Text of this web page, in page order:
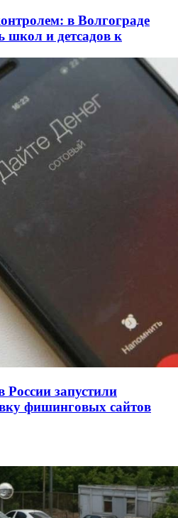
в Волгограде
школ и детсадов к
в Волгограде: девушка
женщину с ножом
в Центральном
„Арбузный переполох“
нарастили экспорт:
на 3,6 млн долларов
запустили
фишинговых сайтов